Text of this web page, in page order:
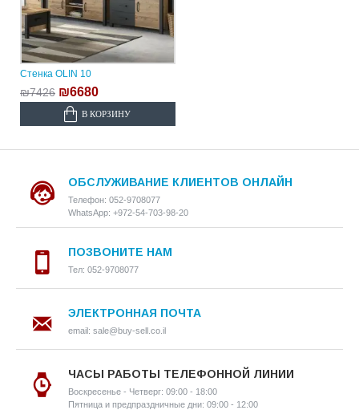
Стенка OLIN 10
₪7426 ₪6680
В КОРЗИНУ
ОБСЛУЖИВАНИЕ КЛИЕНТОВ ОНЛАЙН
Телефон: 052-9708077
WhatsApp: +972-54-703-98-20
ПОЗВОНИТЕ НАМ
Тел: 052-9708077
ЭЛЕКТРОННАЯ ПОЧТА
email: sale@buy-sell.co.il
ЧАСЫ РАБОТЫ ТЕЛЕФОННОЙ ЛИНИИ
Воскресенье - Четверг: 09:00 - 18:00
Пятница и предпраздничные дни: 09:00 - 12:00